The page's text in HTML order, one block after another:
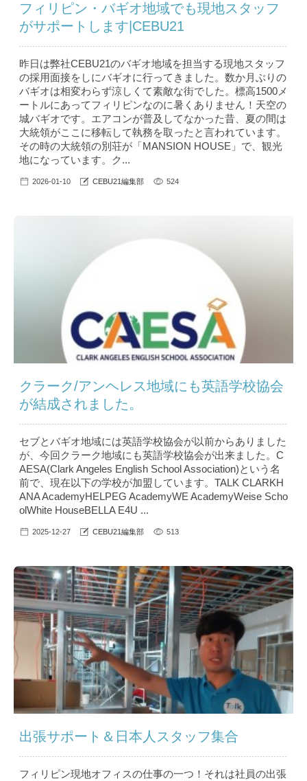
フィリピン・バギオ地域でも現地スタッフ
がサポートします|CEBU21
昨日は弊社CEBU21のバギオ地域を担当する現地スタッフ
の採用面接をしにバギオに行ってきました。数か月ぶりの
バギオは相変わらず涼しくて素敵な街でした。標高1500メ
ートルにあってフィリピンなのに暑くありません！天空の
城バギオです。エアコンが普及してなかった昔、夏の間は
大統領がここに移転して執務を取ったと言われています。
その時の大統領の別荘が「MANSION HOUSE」で、観光
地になっています。ク...
2026-01-10 CEBU21編集部 524
クラーク/アンヘレス地域にも英語学校協会
が結成されました。
セブとバギオ地域には英語学校協会が以前からありました
が、今回クラーク地域にも英語学校協会が出来ました。C
AESA(Clark Angeles English School Association)という名
前で、現在以下の学校が加盟しています。TALK CLARKH
ANA AcademyHELPEG AcademyWE AcademyWeise Scho
olWhite HouseBELLA E4U ...
2025-12-27 CEBU21編集部 513
出張サポート＆日本人スタッフ集合
フィリピン現地オフィスの仕事の一つ！それは社員の出張